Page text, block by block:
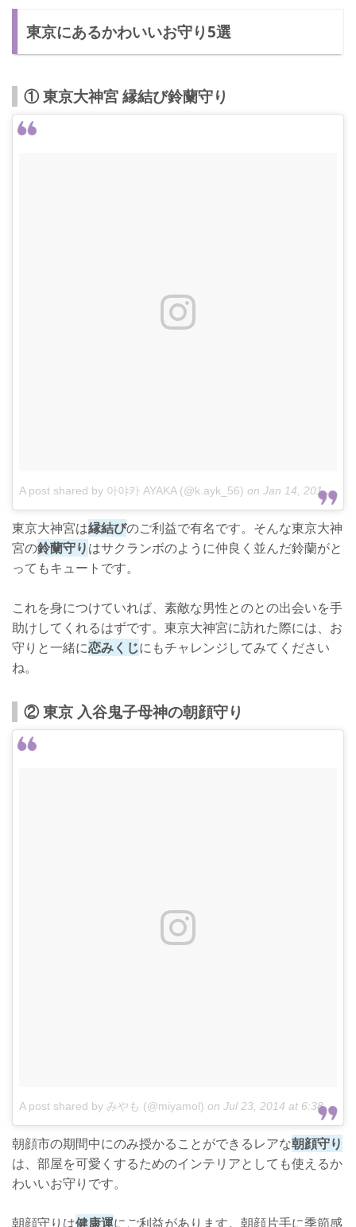
東京にあるかわいいお守り5選
① 東京大神宮 縁結び鈴蘭守り
A post shared by 아야카 AYAKA (@k.ayk_56) on Jan 14, 2017 at 8:02am PST
東京大神宮は縁結びのご利益で有名です。そんな東京大神
宮の鈴蘭守りはサクランボのように仲良く並んだ鈴蘭がと
ってもキュートです。
これを身につけていれば、素敵な男性とのとの出会いを手
助けしてくれるはずです。東京大神宮に訪れた際には、お
守りと一緒に恋みくじにもチャレンジしてみてください
ね。
② 東京 入谷鬼子母神の朝顔守り
A post shared by みやも (@miyamol) on Jul 23, 2014 at 6:38pm PDT
朝顔市の期間中にのみ授かることができるレアな朝顔守り
は、部屋を可愛くするためのインテリアとしても使えるか
わいいお守りです。
朝顔守りは健康運にご利益があります。朝顔片手に季節感